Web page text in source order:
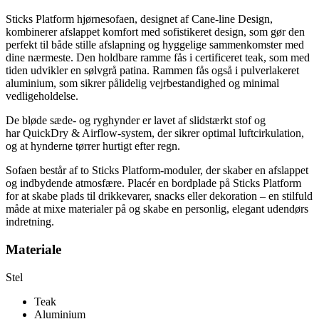
Sticks Platform hjørnesofaen, designet af Cane-line Design,
kombinerer afslappet komfort med sofistikeret design, som gør den
perfekt til både stille afslapning og hyggelige sammenkomster med
dine nærmeste. Den holdbare ramme fås i certificeret teak, som med
tiden udvikler en sølvgrå patina. Rammen fås også i pulverlakeret
aluminium, som sikrer pålidelig vejrbestandighed og minimal
vedligeholdelse.
De bløde sæde- og ryghynder er lavet af slidstærkt stof og
har QuickDry & Airflow-system, der sikrer optimal luftcirkulation,
og at hynderne tørrer hurtigt efter regn.
Sofaen består af to Sticks Platform-moduler, der skaber en afslappet
og indbydende atmosfære. Placér en bordplade på Sticks Platform
for at skabe plads til drikkevarer, snacks eller dekoration – en stilfuld
måde at mixe materialer på og skabe en personlig, elegant udendørs
indretning.
Materiale
Stel
Teak
Aluminium